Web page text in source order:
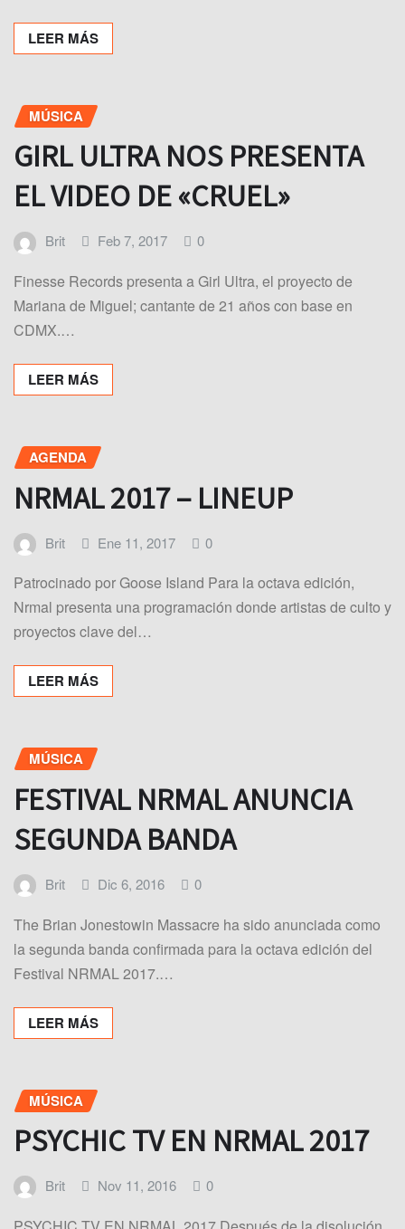
LEER MÁS
MÚSICA
GIRL ULTRA NOS PRESENTA
EL VIDEO DE «CRUEL»
Brit Feb 7, 2017 0
Finesse Records presenta a Girl Ultra, el proyecto de
Mariana de Miguel; cantante de 21 años con base en
CDMX.…
LEER MÁS
AGENDA
NRMAL 2017 – LINEUP
Brit Ene 11, 2017 0
Patrocinado por Goose Island Para la octava edición,
Nrmal presenta una programación donde artistas de culto y
proyectos clave del…
LEER MÁS
MÚSICA
FESTIVAL NRMAL ANUNCIA
SEGUNDA BANDA
Brit Dic 6, 2016 0
The Brian Jonestowin Massacre ha sido anunciada como
la segunda banda confirmada para la octava edición del
Festival NRMAL 2017.…
LEER MÁS
MÚSICA
PSYCHIC TV EN NRMAL 2017
Brit Nov 11, 2016 0